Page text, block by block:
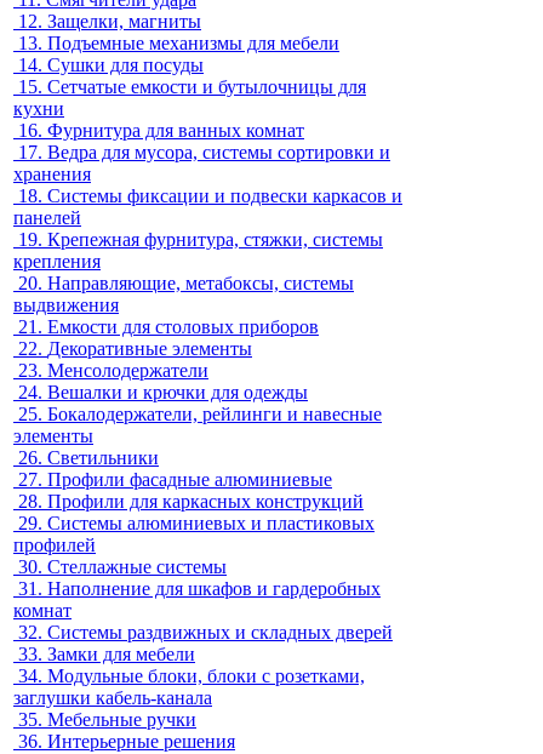
12. Защелки, магниты
13. Подъемные механизмы для мебели
14. Сушки для посуды
15. Сетчатые емкости и бутылочницы для
кухни
16. Фурнитура для ванных комнат
17. Ведра для мусора, системы сортировки и
хранения
18. Системы фиксации и подвески каркасов и
панелей
19. Крепежная фурнитура, стяжки, системы
крепления
20. Направляющие, метабоксы, системы
выдвижения
21. Емкости для столовых приборов
22. Декоративные элементы
23. Менсолодержатели
24. Вешалки и крючки для одежды
25. Бокалодержатели, рейлинги и навесные
элементы
26. Светильники
27. Профили фасадные алюминиевые
28. Профили для каркасных конструкций
29. Системы алюминиевых и пластиковых
профилей
30. Стеллажные системы
31. Наполнение для шкафов и гардеробных
комнат
32. Системы раздвижных и складных дверей
33. Замки для мебели
34. Модульные блоки, блоки с розетками,
заглушки кабель-канала
35. Мебельные ручки
36. Интерьерные решения